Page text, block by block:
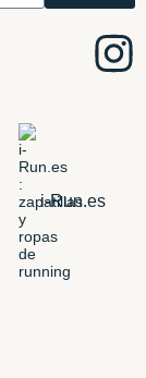
i-Run.es